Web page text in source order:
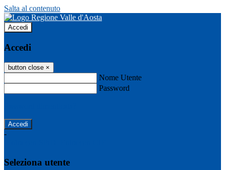
Salta al contenuto
Accedi
Accedi
button close ×
Nome Utente
Password
-
Seleziona utente